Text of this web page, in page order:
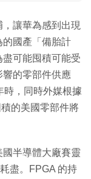
讓華為感到出現
國產「備胎計
可能囤積可能受
的零部件供應
時，同時外媒根據
的美國零部件將
半導體大廠賽靈
盡。FPGA 的持